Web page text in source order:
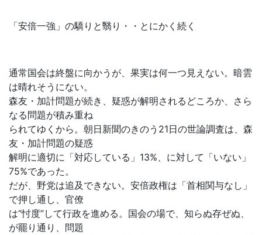
「安倍一強」の驕りと翳り・・とにかく続く
通常国会は終盤に向かうが、果実は何一つ見えない。暗雲
は晴れそうにない。
森友・加計問題が続き、疑惑が解明されるどころか、さら
なる問題が積み重ね
られてゆくから。朝日新聞のきのう21日の世論調査は、森
友・加計問題の疑惑
解明に適切に「対応している」13%、に対して「いない」
75%であった。
だが、野党は追及できない。安倍政権は「首相関与なし」
で押し通し、官僚
は“忖度”して行政を進める。国会の場で、知らぬ存ぜぬ、
が罷り通り、問題